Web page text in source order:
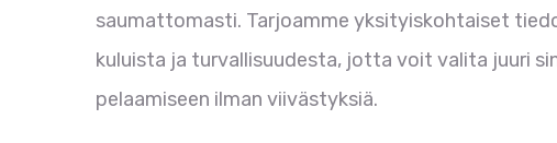
saumattomasti. Tarjoamme yksityiskohtaiset
kuluista ja turvallisuudesta, jotta voit valita juuri
pelaamiseen ilman viivästyksiä.